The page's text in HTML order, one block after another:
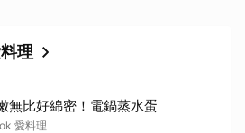
理
無比好綿密！電鍋蒸水蛋
愛料理